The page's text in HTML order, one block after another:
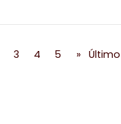
3 4 5 » Último